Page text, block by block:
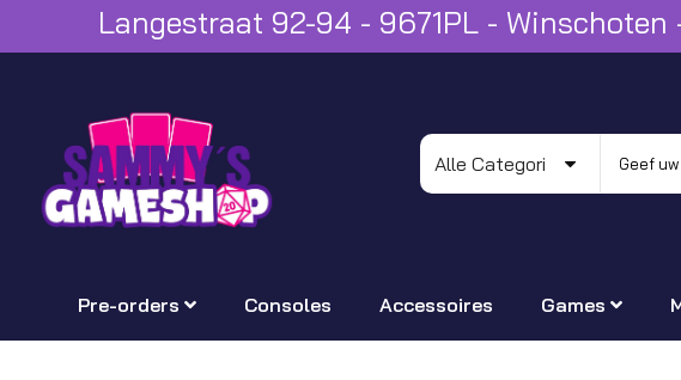
Langestraat 92-94 - 9671PL -
Pre-orders Consoles Accessoires Games